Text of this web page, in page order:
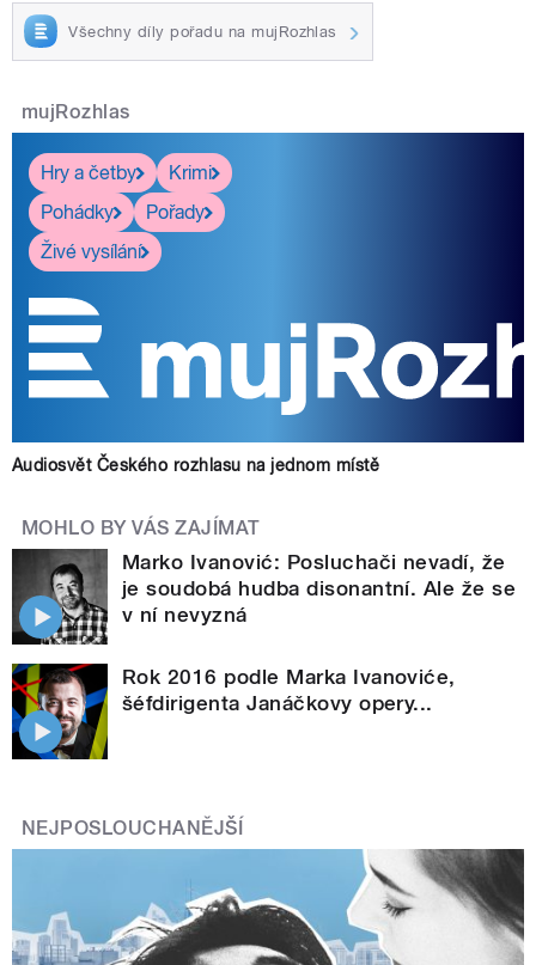
Všechny díly pořadu na mujRozhlas
mujRozhlas
Hry a četby
Krimi
Pohádky
Pořady
Živé vysílání
Audiosvět Českého rozhlasu na jednom místě
MOHLO BY VÁS ZAJÍMAT
Marko Ivanović: Posluchači nevadí, že
je soudobá hudba disonantní. Ale že se
v ní nevyzná
Rok 2016 podle Marka Ivanoviće,
šéfdirigenta Janáčkovy opery...
NEJPOSLOUCHANĚJŠÍ